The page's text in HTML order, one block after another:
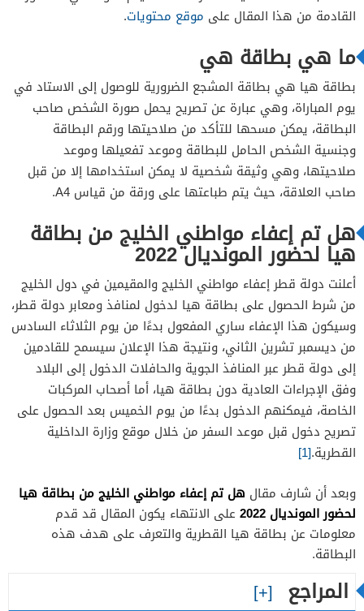
القادمة من هذا المقال على موقع محتويات.
ما هي بطاقة هي
بطاقة هيا هي بطاقة المشجع الضرورية للوصول إلى الاستاد في
يوم المباراة، وهي عبارة عن تصريح يحمل صورة الشخص صاحب
البطاقة، يمكن مسحها للتأكد من صلاحيتها ورقم البطاقة
وجنسية الشخص الحامل للبطاقة وموعد تفعيلها وموعد
صلاحيتها، وهي وثيقة شخصية لا يمكن استخدامها إلا من قبل
صاحب العلاقة، حيث يتم طباعتها على ورقة من قياس A4.
هل تم إعفاء مواطني الخليج من بطاقة
هيا لحضور المونديال 2022
أعلنت دولة قطر إعفاء مواطني الخليج والمقيمين في دول الخليج
من شرط الحصول على بطاقة هيا لدخول لمنافذ ومعابر دولة قطر،
وسيكون هذا الإعفاء ساري المفعول بدءًا من يوم الثلاثاء السادس
من ديسمبر تشرين الثاني، ونتيجة هذا الإعلان سيسمح للقادمين
إلى دولة قطر عبر المنافذ الجوية والحافلات الدخول إلى البلاد
وفق الإجراءات العادية دون بطاقة هيا، أما أصحاب المركبات
الخاصة، فيمكنهم الدخول بدءًا من يوم الخميس بعد الحصول على
تصريح دخول قبل موعد السفر من خلال موقع وزارة الداخلية
القطرية.[1]
وبعد أن شارف مقال هل تم إعفاء مواطني الخليج من بطاقة هيا
لحضور المونديال 2022
على الانتهاء يكون المقال قد قدم
معلومات عن بطاقة هيا القطرية والتعرف على هدف هذه
البطاقة.
المراجع